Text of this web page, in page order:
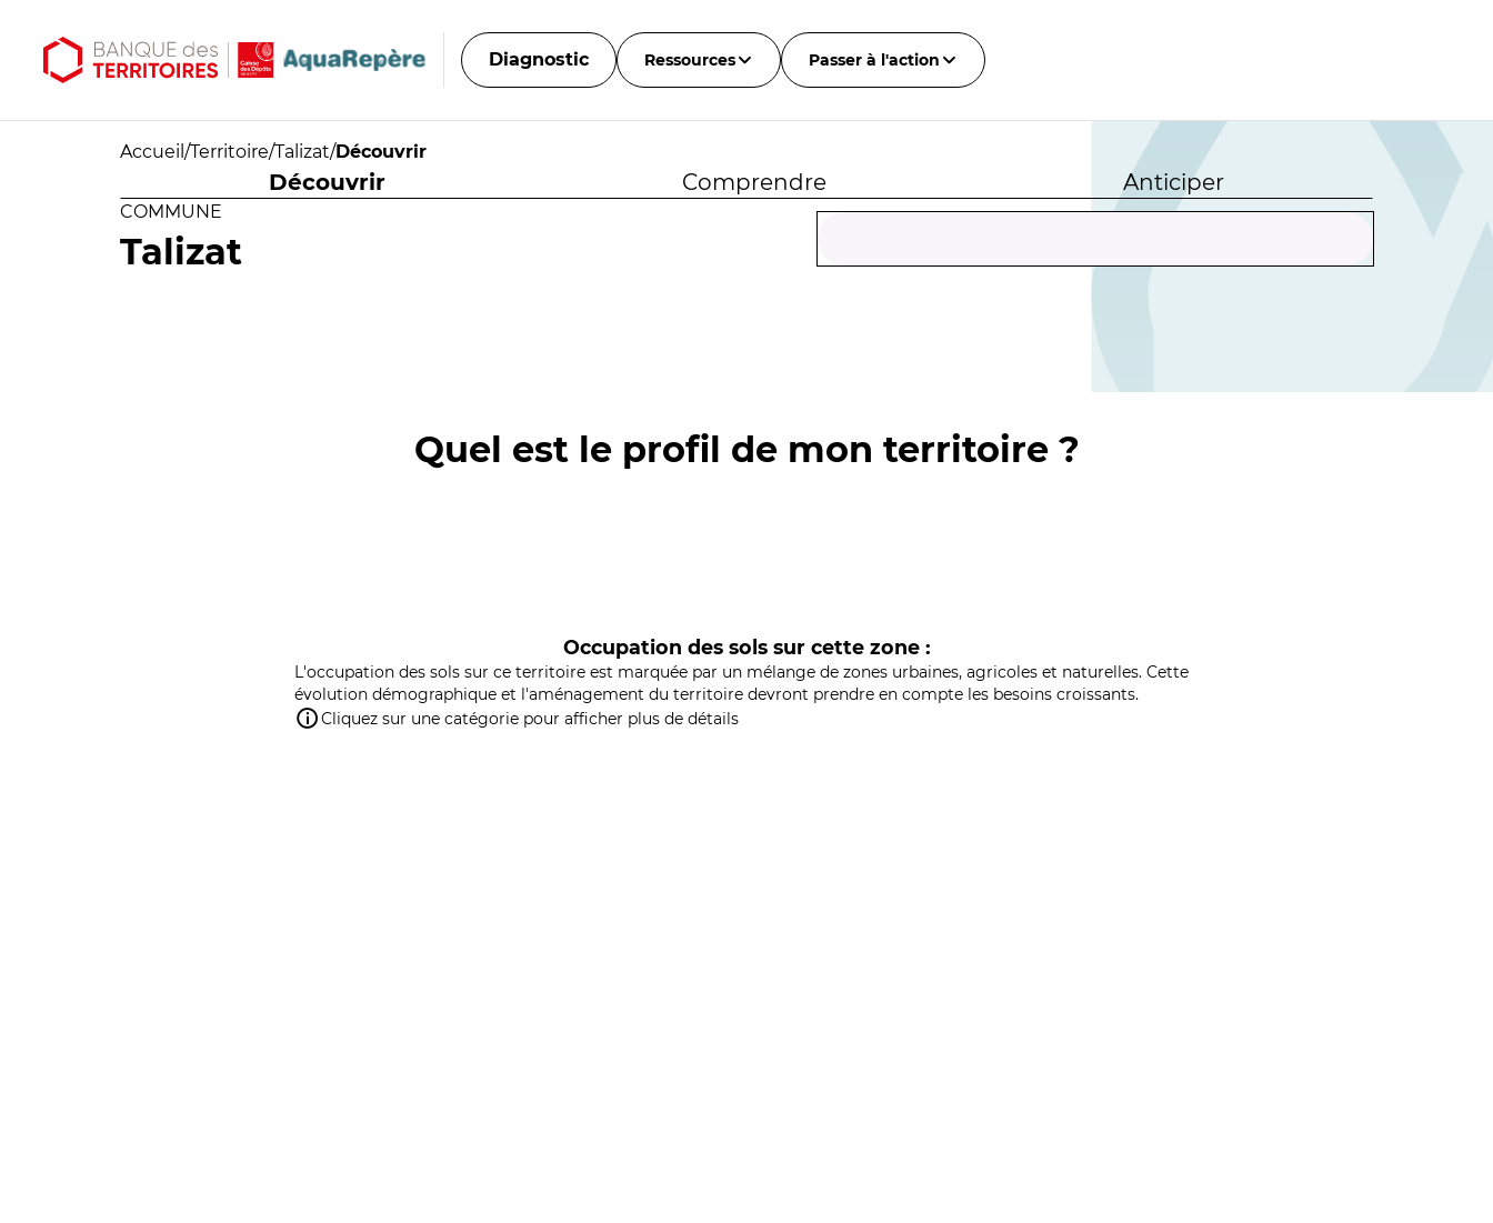
Diagnostic Ressources Passer à l'action
Accueil /Territoire/Talizat/Découvrir
Découvrir Comprendre Anticiper
COMMUNE
Talizat
Quel est le profil de mon territoire ?
Occupation des sols sur cette zone :
L'occupation des sols sur ce territoire est marquée par un mélange de zones urbaines, agricoles et naturelles. Cette
évolution démographique et l'aménagement du territoire devront prendre en compte les besoins croissants.
Cliquez sur une catégorie pour afficher plus de détails